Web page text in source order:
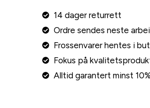
14 dager returrett
Ordre sendes neste
Frossenvarer hentes i
Fokus på
Alltid garantert minst